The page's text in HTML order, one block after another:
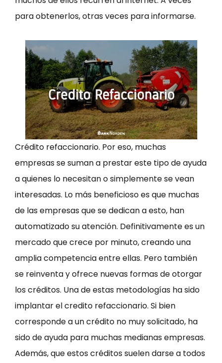
para obtenerlos, otras veces para informarse.
Crédito refaccionario. Por eso, muchas
empresas se suman a prestar este tipo de ayuda
a quienes lo necesitan o simplemente se vean
interesadas. Lo más beneficioso es que muchas
de las empresas que se dedican a esto, han
automatizado su atención. Definitivamente es un
mercado que crece por minuto, creando una
amplia competencia entre ellas. Pero también
se reinventa y ofrece nuevas formas de otorgar
los créditos. Una de estas metodologías ha sido
implantar el credito refaccionario. Si bien
corresponde a un crédito no muy solicitado, ha
sido de ayuda para muchas medianas empresas.
Además, que estos créditos suelen darse a todos